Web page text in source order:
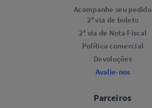
Acompanhe seu pedido
2ª via de boleto
2ª via de Nota Fiscal
Política comercial
Devoluções
Avalie-nos
Parceiros